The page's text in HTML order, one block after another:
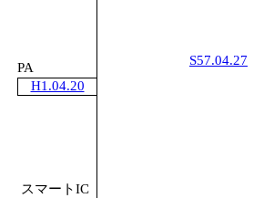
S57.04.27
PA
H1.04.20
スマートIC